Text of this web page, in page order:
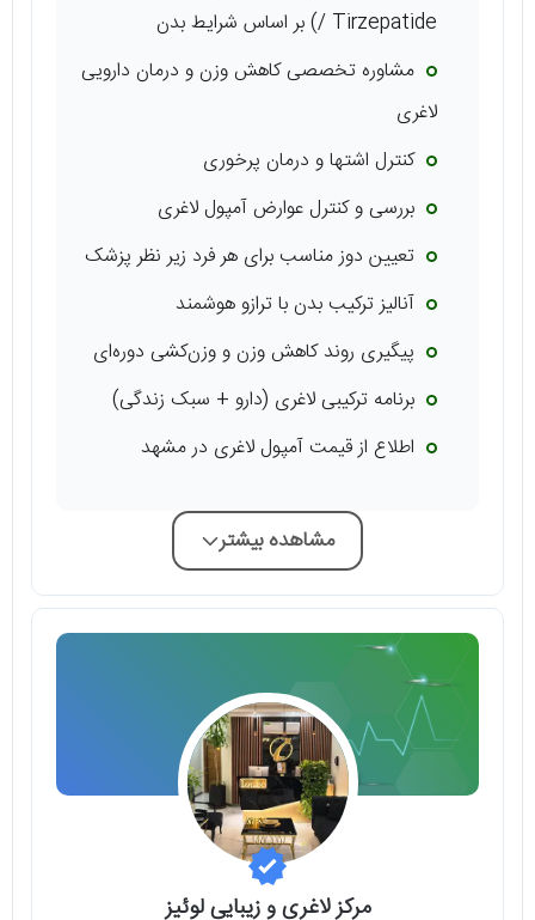
/ Tirzepatide) بر اساس شرایط بدن
مشاوره تخصصی کاهش وزن و درمان دارویی
لاغری
کنترل اشتها و درمان پرخوری
بررسی و کنترل عوارض آمپول لاغری
تعیین دوز مناسب برای هر فرد زیر نظر پزشک
آنالیز ترکیب بدن با ترازو هوشمند
پیگیری روند کاهش وزن و وزن‌کشی دوره‌ای
برنامه ترکیبی لاغری (دارو + سبک زندگی)
اطلاع از قیمت آمپول لاغری در مشهد
مشاهده بیشتر
مرکز لاغری و زیبایی لوئیز